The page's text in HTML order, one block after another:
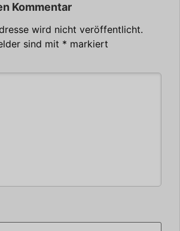
Kommentar
wird nicht veröffentlicht.
sind mit * markiert